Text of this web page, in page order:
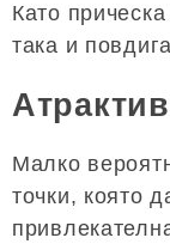
Като
така и
Малко
точки, която